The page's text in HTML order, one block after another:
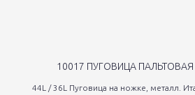
10017 ПУГОВИЦА
44L / 36L Пуговица на ножке, металл.